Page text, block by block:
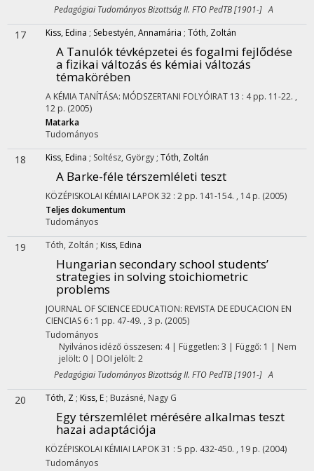
Pedagógiai Tudományos Bizottság II. FTO PedTB [1901-] A
17 Kiss, Edina ; Sebestyén, Annamária ; Tóth, Zoltán
A Tanulók tévképzetei és fogalmi fejlődése
a fizikai változás és kémiai változás
témakörében
A KÉMIA TANÍTÁSA: MÓDSZERTANI FOLYÓIRAT 13 : 4 pp. 11-22. ,
12 p. (2005)
Matarka
Tudományos
18 Kiss, Edina ; Soltész, György ; Tóth, Zoltán
A Barke-féle térszemléleti teszt
KÖZÉPISKOLAI KÉMIAI LAPOK32 : 2 pp. 141-154. , 14 p. (2005)
Teljes dokumentum
Tudományos
19 Tóth, Zoltán ; Kiss, Edina
Hungarian secondary school students’
strategies in solving stoichiometric
problems
JOURNAL OF SCIENCE EDUCATION: REVISTA DE EDUCACION EN
CIENCIAS 6 : 1 pp. 47-49. , 3 p. (2005)
Tudományos
Nyilvános idéző összesen: 4| Független: 3 | Függő: 1 | Nem
jelölt: 0 | DOI jelölt: 2
Pedagógiai Tudományos Bizottság II. FTO PedTB [1901-] A
20 Tóth, Z ; Kiss, E ; Buzásné, Nagy G
Egy térszemlélet mérésére alkalmas teszt
hazai adaptációja
KÖZÉPISKOLAI KÉMIAI LAPOK31 : 5 pp. 432-450. , 19 p. (2004)
Tudományos